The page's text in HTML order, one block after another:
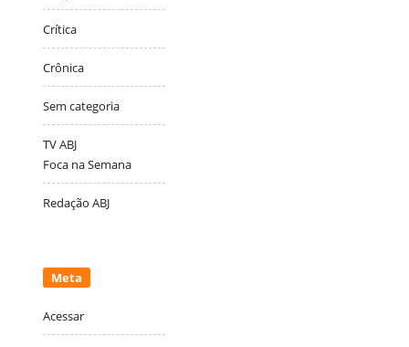
Crítica
Crônica
Sem categoria
TV ABJ
Foca na Semana
Redação ABJ
Meta
Acessar